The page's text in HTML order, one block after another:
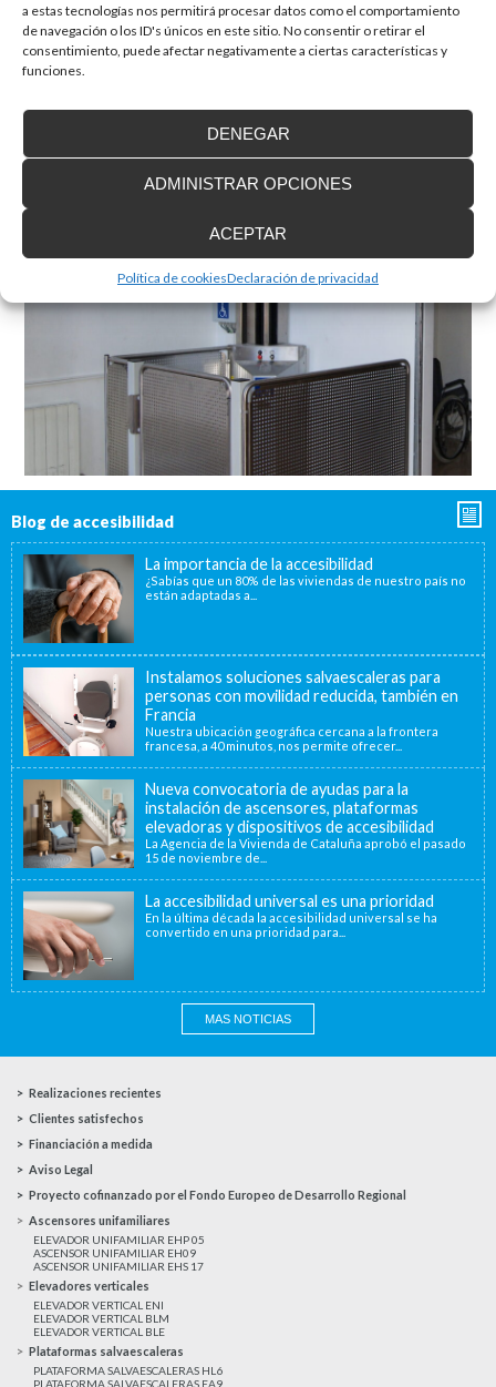
a estas tecnologías nos permitirá procesar datos como el comportamiento
de navegación o los ID's únicos en este sitio. No consentir o retirar el
consentimiento, puede afectar negativamente a ciertas características y
funciones.
ACEPTAR
DENEGAR
ADMINISTRAR OPCIONES
Política de cookiesDeclaración de privacidad
Blog de accesibilidad
La importancia de la accesibilidad
¿Sabías que un 80% de las viviendas de nuestro país no
están adaptadas a...
Instalamos soluciones salvaescaleras para
personas con movilidad reducida, también en
Francia
Nuestra ubicación geográfica cercana a la frontera
francesa, a 40 minutos, nos permite ofrecer...
Nueva convocatoria de ayudas para la
instalación de ascensores, plataformas
elevadoras y dispositivos de accesibilidad
La Agencia de la Vivienda de Cataluña aprobó el pasado
15 de noviembre de...
La accesibilidad universal es una prioridad
En la última década la accesibilidad universal se ha
convertido en una prioridad para...
MAS NOTICIAS
Realizaciones recientes
Clientes satisfechos
Financiación a medida
Aviso Legal
Proyecto cofinanzado por el Fondo Europeo de Desarrollo Regional
Ascensores unifamiliares
ELEVADOR UNIFAMILIAR EHP 05
ASCENSOR UNIFAMILIAR EH09
ASCENSOR UNIFAMILIAR EHS 17
Elevadores verticales
ELEVADOR VERTICAL ENI
ELEVADOR VERTICAL BLM
ELEVADOR VERTICAL BLE
Plataformas salvaescaleras
PLATAFORMA SALVAESCALERAS HL6
PLATAFORMA SALVAESCALERAS EA9